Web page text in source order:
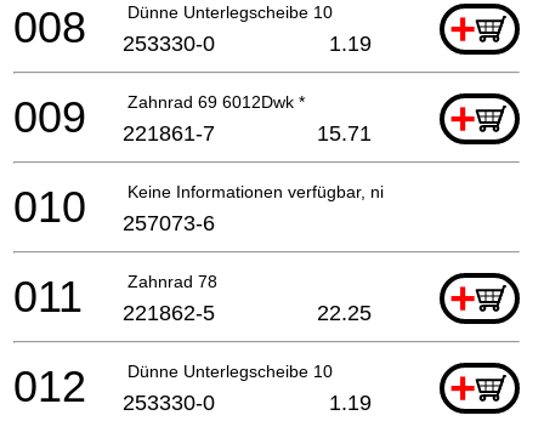
Dünne Unterlegscheibe 10 +
008 253330-0 1.19
Zahnrad 69 6012Dwk * +
009 221861-7 15.71
Keine Informationen verfügbar, nicht bestellbar
010 257073-6
Zahnrad 78 +
011 221862-5 22.25
Dünne Unterlegscheibe 10 +
012 253330-0 1.19